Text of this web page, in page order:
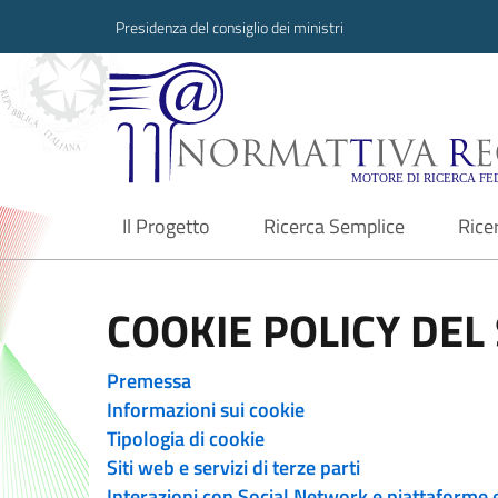
Presidenza del consiglio dei ministri
Normattiva
Il Progetto
current Ricerca Semplice
COOKIE POLICY
Premessa
Informazioni sui cookie
Tipologia di cookie
Siti web e servizi di terze parti